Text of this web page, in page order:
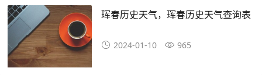
珲春历史天气，珲春历史天气查询表
2024-01-10 965